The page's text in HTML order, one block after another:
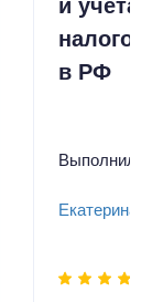
в РФ
Выполнил
Екатерина